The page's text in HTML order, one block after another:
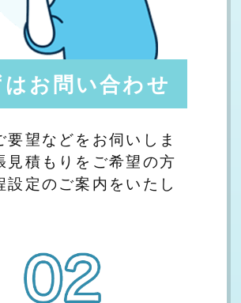
はお問い合わせ
要望などをお伺いしま
見積もりをご希望の方
設定のご案内をいたし